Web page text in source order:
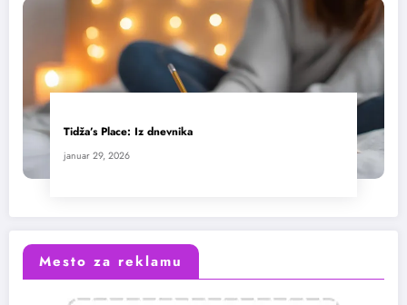
Tidža’s Place: Iz dnevnika
januar 29, 2026
Mesto za reklamu